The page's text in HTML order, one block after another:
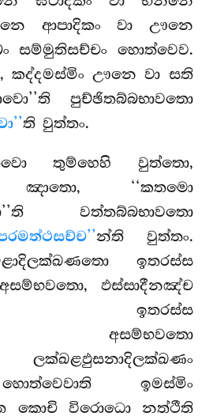
ආපාදිකං වා ඌනෙ
සම්මුතිසච්චං හොත්වෙව.
කද්දමස්මිං ඌනෙ වා සති
පුච්ඡිතබ්බභාවතො
ති වුත්තං.
තුම්හෙහි වුත්තො,
‘‘කතමො
වත්තබ්බභාවතො
න්ති වුත්තං.
ඉතරස්ස
ඵස්සාදීනඤ්ච
ඉතරස්ස
අසම්භවතො
ඉමස්මිං
කොචි විරොධො නත්ථීති